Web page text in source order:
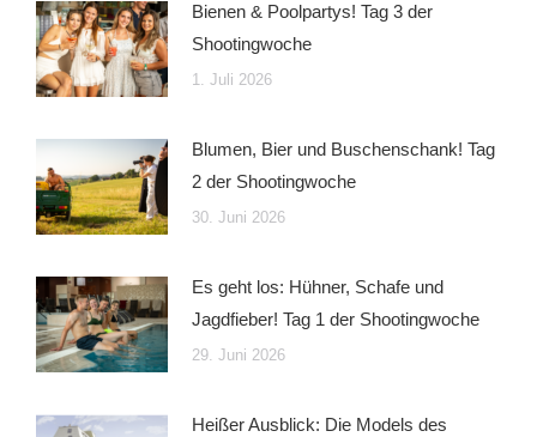
Bienen & Poolpartys! Tag 3 der
Shootingwoche
1. Juli 2026
Blumen, Bier und Buschenschank! Tag
2 der Shootingwoche
30. Juni 2026
Es geht los: Hühner, Schafe und
Jagdfieber! Tag 1 der Shootingwoche
29. Juni 2026
Heißer Ausblick: Die Models des